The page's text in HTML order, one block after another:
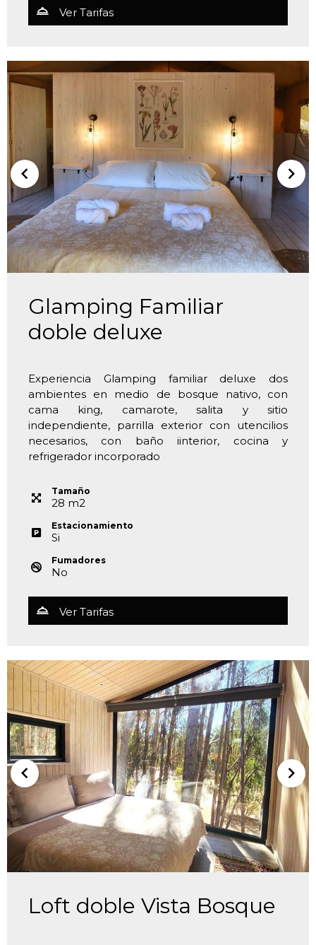
Ver Tarifas
Glamping Familiar
doble deluxe
Experiencia Glamping familiar deluxe dos
ambientes en medio de bosque nativo, con
cama king, camarote, salita y sitio
independiente, parrilla exterior con utencilios
necesarios, con baño iinterior, cocina y
refrigerador incorporado
Tamaño
28 m2
Estacionamiento
Si
Fumadores
No
Ver Tarifas
Loft doble Vista Bosque